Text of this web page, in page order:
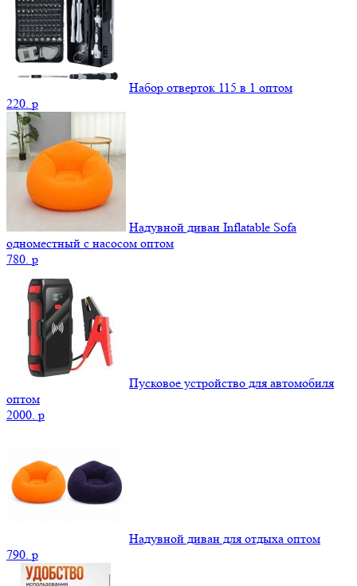
Набор отверток 115 в 1 оптом
220. p
Надувной диван Inflatable Sofa
одноместный с насосом оптом
780. p
Пусковое устройство для автомобиля
оптом
2000. p
Надувной диван для отдыха оптом
790. p